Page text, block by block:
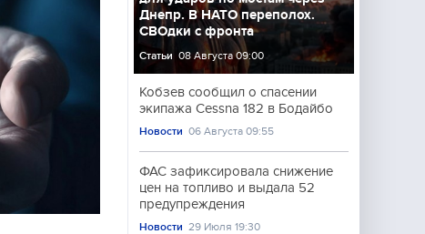
Днепр. В НАТО переполох.
СВОдки с фронта
Статьи 08 Августа 09:00
Кобзев сообщил о спасении
экипажа Cessna 182 в Бодайбо
Новости 06 Августа 09:55
ФАС зафиксировала снижение
цен на топливо и выдала 52
предупреждения
Новости 29 Июля 19:30